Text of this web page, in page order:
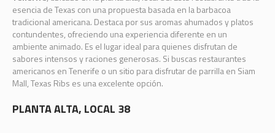
esencia de Texas con una propuesta basada en la barbacoa
tradicional americana. Destaca por sus aromas ahumados y platos
contundentes, ofreciendo una experiencia diferente en un
ambiente animado. Es el lugar ideal para quienes disfrutan de
sabores intensos y raciones generosas. Si buscas restaurantes
americanos en Tenerife o un sitio para disfrutar de parrilla en Siam
Mall, Texas Ribs es una excelente opción.
PLANTA ALTA, LOCAL 38